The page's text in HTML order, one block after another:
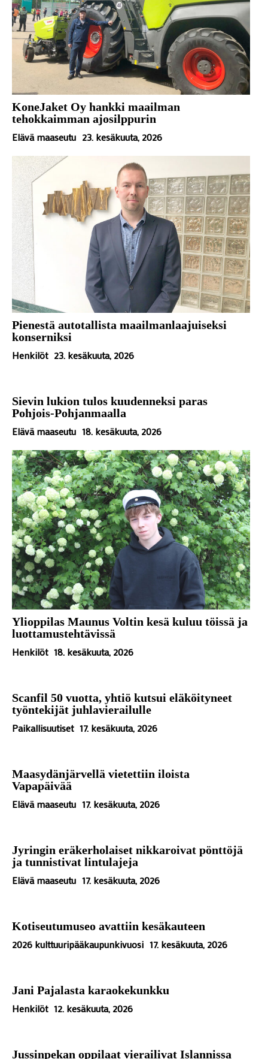
KoneJaket Oy hankki maailman
tehokkaimman ajosilppurin
Elävä maaseutu 23. kesäkuuta, 2026
Pienestä autotallista maailmanlaajuiseksi
konserniksi
Henkilöt 23. kesäkuuta, 2026
Sievin lukion tulos kuudenneksi paras
Pohjois-Pohjanmaalla
Elävä maaseutu 18. kesäkuuta, 2026
Ylioppilas Maunus Voltin kesä kuluu töissä ja
luottamustehtävissä
Henkilöt 18. kesäkuuta, 2026
Scanfil 50 vuotta, yhtiö kutsui eläköityneet
työntekijät juhlavierailulle
Paikallisuutiset 17. kesäkuuta, 2026
Maasydänjärvellä vietettiin iloista
Vapapäivää
Elävä maaseutu 17. kesäkuuta, 2026
Jyringin eräkerholaiset nikkaroivat pönttöjä
ja tunnistivat lintulajeja
Elävä maaseutu 17. kesäkuuta, 2026
Kotiseutumuseo avattiin kesäkauteen
2026 kulttuuripääkaupunkivuosi 17. kesäkuuta, 2026
Jani Pajalasta karaokekunkku
Henkilöt 12. kesäkuuta, 2026
Jussinpekan oppilaat vierailivat Islannissa